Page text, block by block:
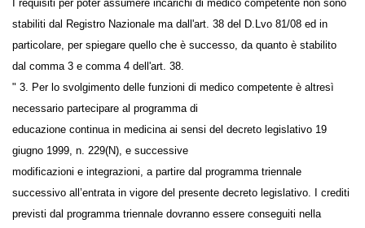
I requisiti per poter assumere incarichi di medico competente non
sono stabiliti dal Registro Nazionale ma dall'art. 38 del D.Lvo 81/08 ed
in particolare, per spiegare quello che è successo, da quanto è stabilito
dal comma 3 e comma 4 dell'art. 38.
" 3. Per lo svolgimento delle funzioni di medico competente è altresì
necessario partecipare al programma di
educazione continua in medicina ai sensi del decreto legislativo 19
giugno 1999, n. 229(N), e successive
modificazioni e integrazioni, a partire dal programma triennale
successivo all’entrata in vigore del presente decreto legislativo. I crediti
previsti dal programma triennale dovranno essere conseguiti nella